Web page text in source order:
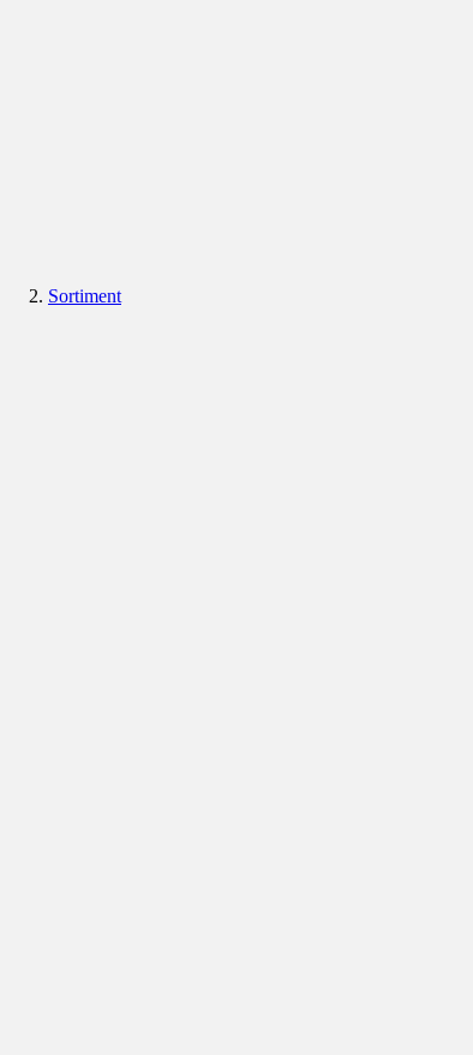
Sortiment